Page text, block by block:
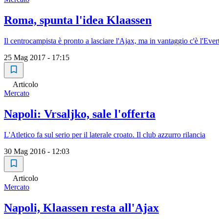
Roma, spunta l'idea Klaassen
Il centrocampista è pronto a lasciare l'Ajax, ma in vantaggio c'è
25 Mag 2017 - 17:15
Articolo
Mercato
Napoli: Vrsaljko, sale l'offerta
L'Atletico fa sul serio per il laterale croato. Il club azzurro rilancia
30 Mag 2016 - 12:03
Articolo
Mercato
Napoli, Klaassen resta all'Ajax